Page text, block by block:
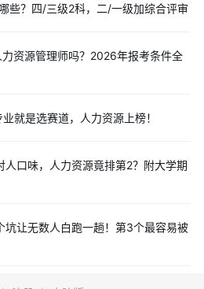
职业资格证书介绍”相关内容。更多
家参考，欢迎点击下方按钮免费下载
些？四/三级2科，二/一级加综合评审
资源管理师吗？2026年报考条件全
就是选赛道，人力资源上榜！
口味，人力资源竟排第2？附大学期
让无数人白跑一趟！第3个最容易被